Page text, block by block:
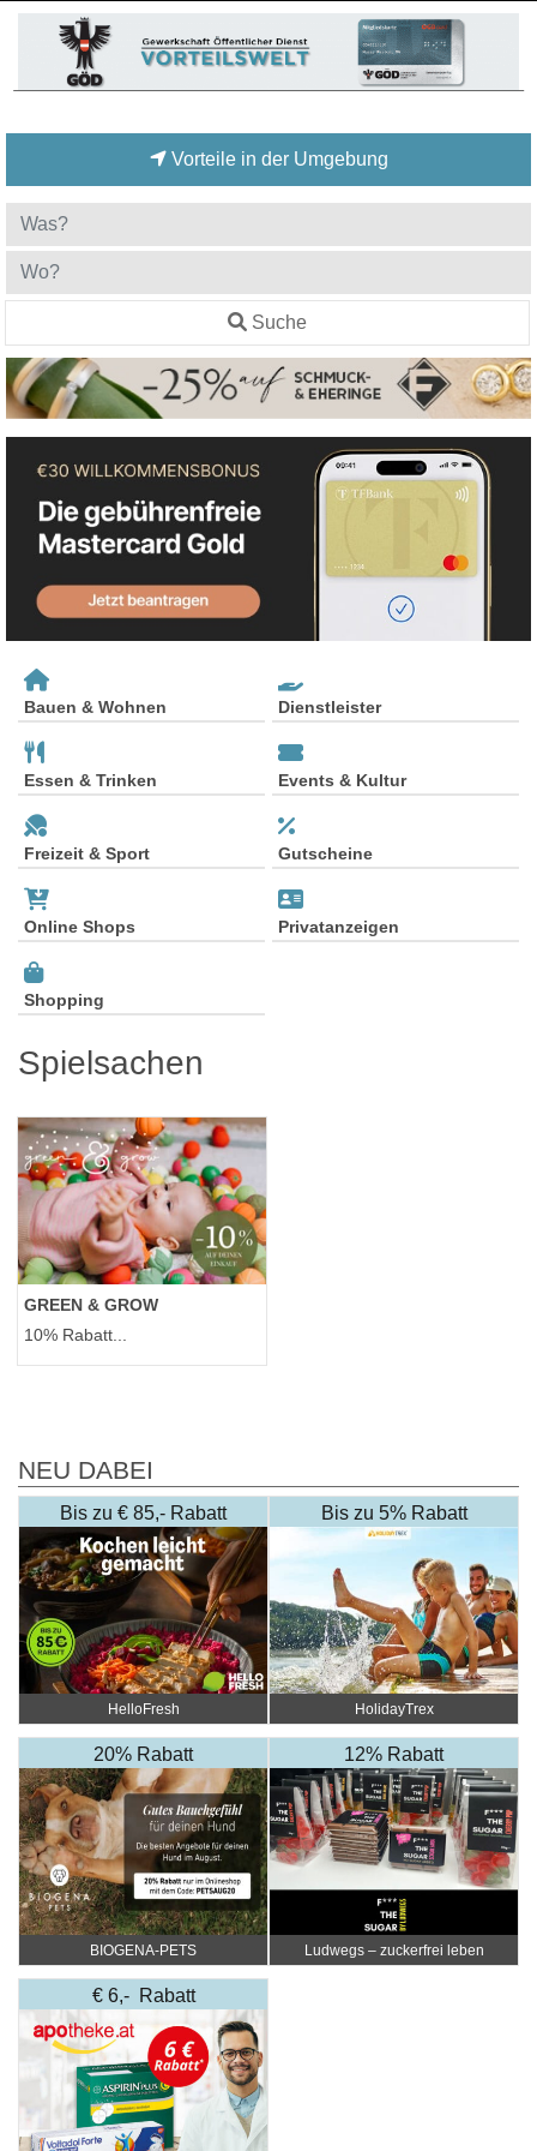
Vorteile in der Umgebung
Suche
Bauen & Wohnen Dienstleister
Essen & Trinken Events & Kultur
Freizeit & Sport Gutscheine
Online Shops Privatanzeigen
Shopping
Spielsachen
GREEN & GROW
10% Rabatt...
NEU DABEI
Bis zu € 85,- Rabatt
HelloFresh
Bis zu 5% Rabatt
HolidayTrex
20% Rabatt
BIOGENA-PETS
12% Rabatt
Ludwegs – zuckerfrei leben
€ 6,- Rabatt